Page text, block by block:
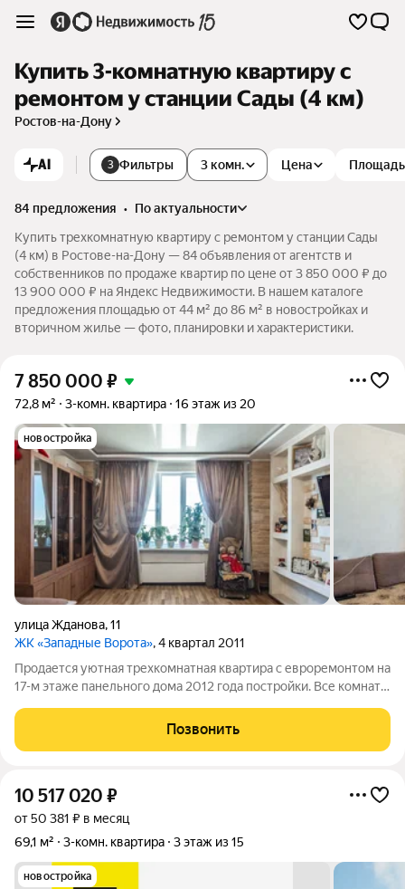
Купить 3-комнатную квартиру с
ремонтом у станции Сады (4 км)
Ростов-на-Дону
AI 3 Фильтры 3 комн. Цена Площадь
84 предложения •
по актуальности
Купить трехкомнатную квартиру с ремонтом у станции Сады
(4 км) в Ростове-на-Дону — 84 объявления от агентств и
собственников по продаже квартир по цене от 3 850 000 ₽ до
13 900 000 ₽ на Яндекс Недвижимости. В нашем каталоге
предложения площадью от 44 м² до 86 м² в новостройках и
вторичном жилье — фото, планировки и характеристики.
7 850 000 ₽
72,8 м² 3-комн. квартира 16 этаж из 20
новостройка
улица Жданова,11
ЖК «Западные Ворота», 4 квартал 2011
Продается уютная трехкомнатная квартира с евроремонтом на
17-м этаже панельного дома 2012 года постройки. Все комнаты
каждого члена семьи. Из окон открывается панорамный вид на
город и солнечная
Позвонить
10 517 020 ₽
от 50 381 ₽ в месяц
69,1 м²
3-комн. квартира 3 этаж из 15
новостройка